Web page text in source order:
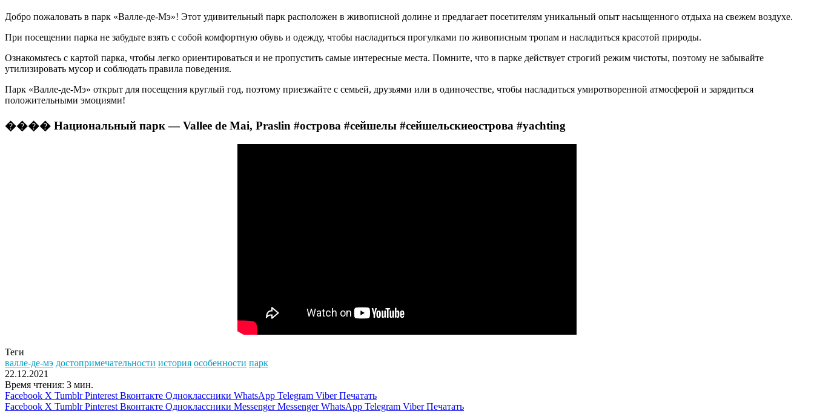
Добро пожаловать в парк «Валле-де-Мэ»! Этот удивительный парк расположен в живописной долине и предлагает посетителям уникальный опыт насыщенного отдыха на свежем воздухе.
При посещении парка не забудьте взять с собой комфортную обувь и одежду, чтобы насладиться прогулками по живописным тропам и насладиться красотой природы.
Ознакомьтесь с картой парка, чтобы легко ориентироваться и не пропустить самые интересные места. Помните, что в парке действует строгий режим чистоты, поэтому не забывайте
утилизировать мусор и соблюдать правила поведения.
Парк «Валле-де-Мэ» открыт для посещения круглый год, поэтому приезжайте с семьей, друзьями или в одиночестве, чтобы насладиться умиротворенной атмосферой и зарядиться
положительными эмоциями!
���� Национальный парк — Vallee de Mai, Praslin #острова #сейшелы #сейшельскиеострова #yachting
Теги
валле-де-мэ достопримечательности история особенности парк
22.12.2021
Время чтения: 3 мин.
Facebook X Tumblr Pinterest Вконтакте Одноклассники WhatsApp Telegram Viber Печатать
Facebook X Tumblr Pinterest Вконтакте Одноклассники Messenger Messenger WhatsApp Telegram Viber Печатать